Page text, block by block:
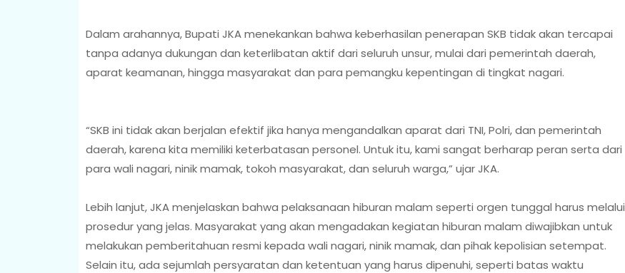
Dalam arahannya, Bupati JKA menekankan bahwa keberhasilan penerapan SKB tidak akan tercapai
tanpa adanya dukungan dan keterlibatan aktif dari seluruh unsur, mulai dari pemerintah daerah,
aparat keamanan, hingga masyarakat dan para pemangku kepentingan di tingkat nagari.
“SKB ini tidak akan berjalan efektif jika hanya mengandalkan aparat dari TNI, Polri, dan pemerintah
daerah, karena kita memiliki keterbatasan personel. Untuk itu, kami sangat berharap peran serta dari
para wali nagari, ninik mamak, tokoh masyarakat, dan seluruh warga,” ujar JKA.
Lebih lanjut, JKA menjelaskan bahwa pelaksanaan hiburan malam seperti orgen tunggal harus melalui
prosedur yang jelas. Masyarakat yang akan mengadakan kegiatan hiburan malam diwajibkan untuk
melakukan pemberitahuan resmi kepada wali nagari, ninik mamak, dan pihak kepolisian setempat.
Selain itu, ada sejumlah persyaratan dan ketentuan yang harus dipenuhi, seperti batas waktu